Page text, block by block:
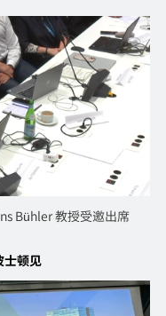
Bühler 教授受邀出席
士顿见